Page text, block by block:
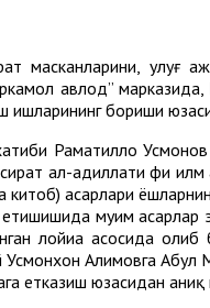
масканларини, улуғ
авлод”
ишларининг бориши
Раҳматилло
ал-адиллати фи
китоб) асарлари
муҳим асарлар
лойиҳа асосида олиб
Алимовга
етказиш юзасидан